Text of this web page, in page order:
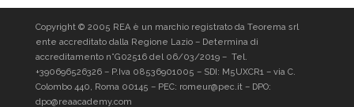
Copyright © 2005 REA è un marchio registrato da Teorema srl
ente accreditato dalla Regione Lazio – Determina di
accreditamento n°G02516 del 06/03/2019 – Tel.
+390696526326– P.Iva 08536901005 – SDI: M5UXCR1 – via C.
Colombo 440, Roma 00145 – PEC: romeur@pec.it – DPO:
dpo@reaacademy.com